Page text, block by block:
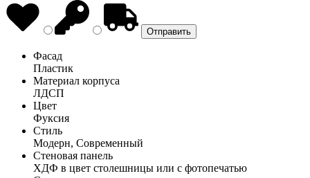
Фасад
Пластик
Материал корпуса
ЛДСП
Цвет
Фуксия
Стиль
Модерн, Современный
Стеновая панель
ХДФ в цвет столешницы или с фотопечатью